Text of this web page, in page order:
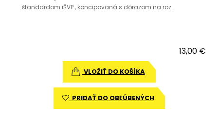
štandardom iŠVP , koncipovaná s dôrazom na roz..
13,00 €
VLOŽIŤ DO KOŠÍKA
PRIDAŤ DO OBĽÚBENÝCH